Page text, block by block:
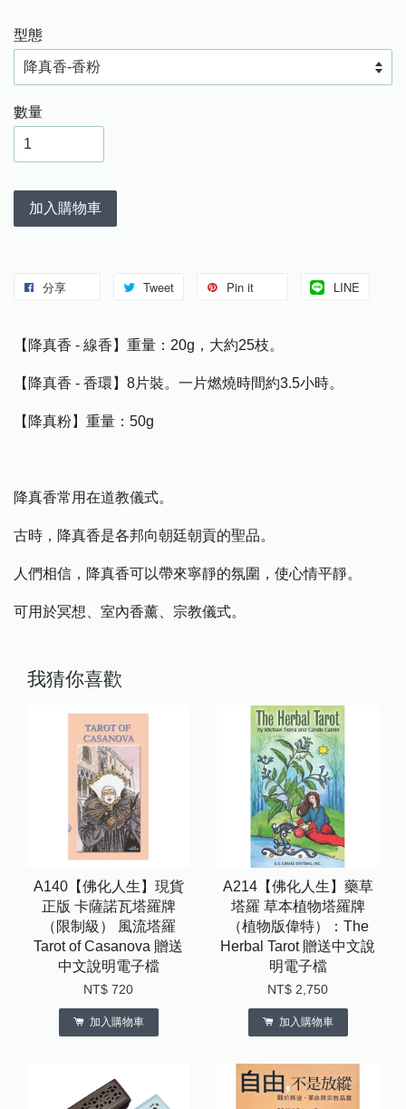
型態
數量
加入購物車
分享 Tweet Pin it LINE
【降真香 - 線香】重量：20g，大約25枝。
【降真香 - 香環】8片裝。一片燃燒時間約3.5小時。
【降真粉】重量：50g
降真香常用在道教儀式。
古時，降真香是各邦向朝廷朝貢的聖品。
人們相信，降真香可以帶來寧靜的氛圍，使心情平靜。
可用於冥想、室內香薰、宗教儀式。
我猜你喜歡
A140【佛化人生】現貨
正版 卡薩諾瓦塔羅牌
（限制級） 風流塔羅
Tarot of Casanova 贈送
中文說明電子檔
NT$ 720
加入購物車
A214【佛化人生】藥草
塔羅 草本植物塔羅牌
（植物版偉特）：The
Herbal Tarot 贈送中文說
明電子檔
NT$ 2,750
加入購物車